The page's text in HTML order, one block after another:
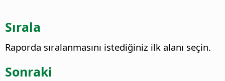
Sırala
Raporda sıralanmasını istediğiniz ilk alanı seçin.
Sonraki